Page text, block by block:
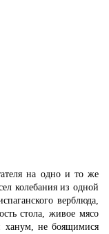
на одно и то же
колебания из одной
верблюда,
стола, живое мясо
ханум, не боящимися